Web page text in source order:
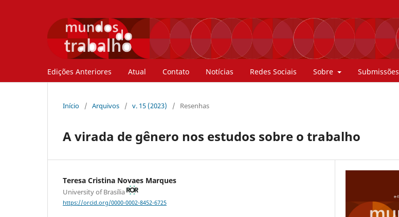
Edições Anteriores Atual Contato Notícias Redes Sociais Sobre Submissões
Início / Arquivos / v. 15 (2023) / Resenhas
A virada de gênero nos estudos sobre o trabalho
Teresa Cristina Novaes Marques
University of Brasília
https://orcid.org/0000-0002-8452-6725